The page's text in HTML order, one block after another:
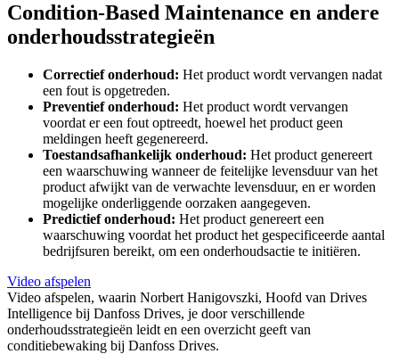
Condition-Based Maintenance en andere
onderhoudsstrategieën
Correctief onderhoud: Het product wordt vervangen nadat
een fout is opgetreden.
Preventief onderhoud: Het product wordt vervangen
voordat er een fout optreedt, hoewel het product geen
meldingen heeft gegenereerd.
Toestandsafhankelijk onderhoud: Het product genereert
een waarschuwing wanneer de feitelijke levensduur van het
product afwijkt van de verwachte levensduur, en er worden
mogelijke onderliggende oorzaken aangegeven.
Predictief onderhoud: Het product genereert een
waarschuwing voordat het product het gespecificeerde aantal
bedrijfsuren bereikt, om een onderhoudsactie te initiëren.
Video afspelen
Video afspelen, waarin Norbert Hanigovszki, Hoofd van Drives
Intelligence bij Danfoss Drives, je door verschillende
onderhoudsstrategieën leidt en een overzicht geeft van
conditiebewaking bij Danfoss Drives.